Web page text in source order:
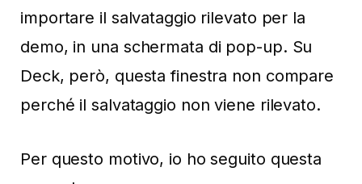
importare il salvataggio rilevato per la
demo, in una schermata di pop-up. Su
Deck, però, questa finestra non compare
perché il salvataggio non viene rilevato.
Per questo motivo, io ho seguito questa